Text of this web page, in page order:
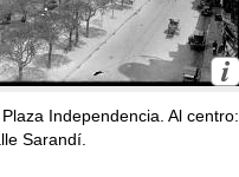
Plaza Independencia. Al centro:
Sarandí.